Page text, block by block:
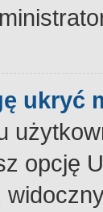
ukryć
opcję